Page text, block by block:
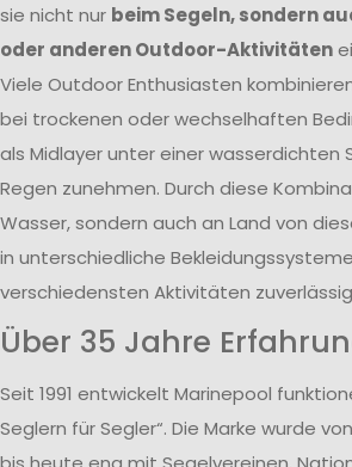
sie nicht nur beim Segeln, sondern
oder anderen Outdoor-Aktivitäten
Viele Outdoor Enthusiasten
bei trockenen oder wechselhaften
als Midlayer unter einer wasserdichten
Regen zunehmen. Durch diese
Wasser, sondern auch an Land von
in unterschiedliche
verschiedensten Aktivitäten
Über 35 Jahre
Seit 1991 entwickelt Marinepool
Seglern für Segler“. Die Marke wurde